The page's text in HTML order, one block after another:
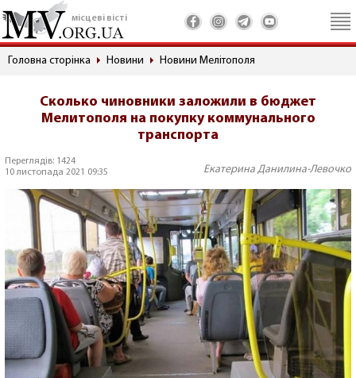
місцеві вісті
Головна сторінка Новини Новини Мелітополя
Сколько чиновники заложили в бюджет
Мелитополя на покупку коммунального
транспорта
Переглядів: 1424
10 листопада 2021 09:35
Екатерина Данилина-Левочко